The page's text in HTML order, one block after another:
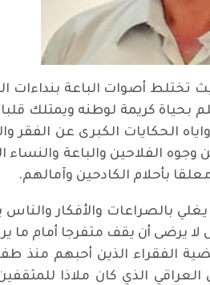
أصوات الباعة بنداءات
كريمة لوطنه ويمتلك
الحكايات الكبرى عن
وجوه الفلاحين والباعة
بأحلام الكادحين وآمالهم.
بالصراعات والأفكار
لا يرضى أن يقف متفرجا أمام ما
الفقراء الذين أحبهم منذ
العراقي الذي كان ملاذا